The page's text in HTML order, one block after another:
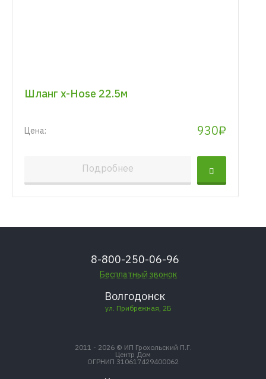
Шланг x-Hose 22.5м
Цена: 930₽
Подробнее
8-800-250-06-96
Бесплатный звонок
Волгодонск
ул. Прибрежная, 2Б
2011 - 2026 © ИП Грохольский П.Г.
Центр Дом
ОГРНИП 310617429400062